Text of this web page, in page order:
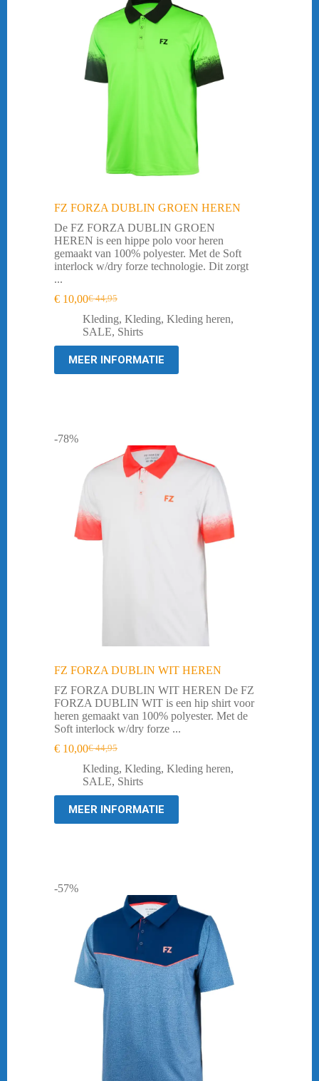
FZ FORZA DUBLIN GROEN HEREN
De FZ FORZA DUBLIN GROEN
HEREN is een hippe polo voor heren
gemaakt van 100% polyester. Met de Soft
interlock w/dry forze technologie. Dit zorgt
...
€44,95
Oorspronkelijke
prijs
was:
€ 10,00Huidige
prijs
is:
Kleding, Kleding, Kleding heren,
SALE, Shirts
MEER INFORMATIE
-78%
FZ FORZA DUBLIN WIT HEREN
FZ FORZA DUBLIN WIT HEREN De FZ
FORZA DUBLIN WIT is een hip shirt voor
heren gemaakt van 100% polyester. Met de
Soft interlock w/dry forze ...
€44,95
Oorspronkelijke
prijs
was:
€ 10,00Huidige
prijs
is:
Kleding, Kleding, Kleding heren,
SALE, Shirts
MEER INFORMATIE
-57%